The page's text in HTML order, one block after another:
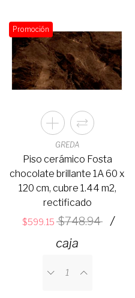
Promoción
GREDA
Piso cerámico Fosta
chocolate brillante 1A 60 x
120 cm, cubre 1.44 m2,
rectificado
599.15 748.94
/
caja